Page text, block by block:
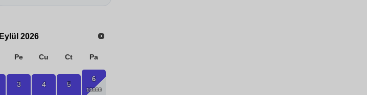
Eylül 2026
Pe Cu Ct Pa
3 4 5
6